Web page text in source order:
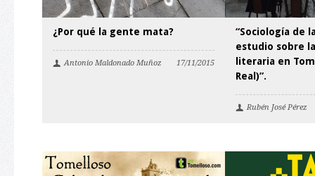
¿Por qué la gente mata?
Antonio Maldonado Muñoz 17/11/2015
“Sociología de
estudio sobre
literaria en
Real)”.
Rubén José Pérez